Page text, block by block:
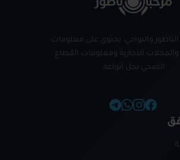
الناظور والنواحي، يحتوي على معلومات
التجارية ومعلومات القطاع
الصحي بجل أنواعه.